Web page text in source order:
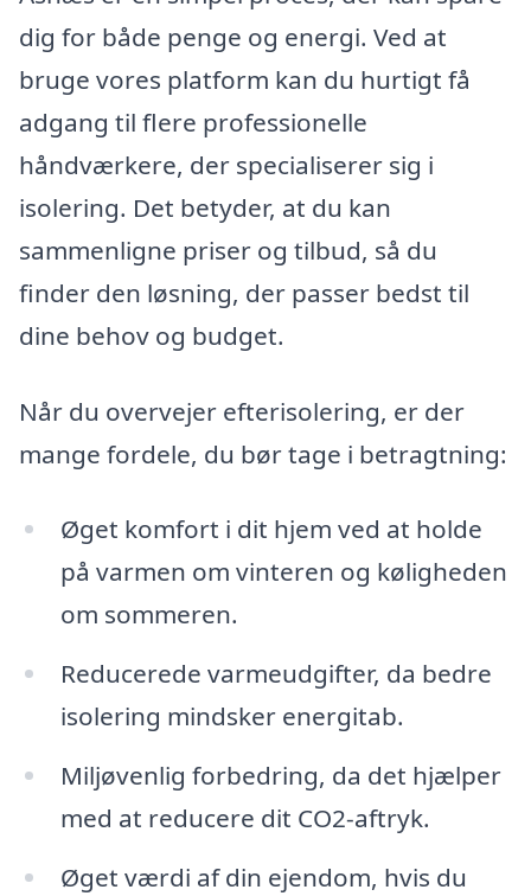
dig for både penge og energi. Ved at
bruge vores platform kan du hurtigt få
adgang til flere professionelle
håndværkere, der specialiserer sig i
isolering. Det betyder, at du kan
sammenligne priser og tilbud, så du
finder den løsning, der passer bedst til
dine behov og budget.
Når du overvejer efterisolering, er der
mange fordele, du bør tage i betragtning:
Øget komfort i dit hjem ved at holde
på varmen om vinteren og køligheden
om sommeren.
Reducerede varmeudgifter, da bedre
isolering mindsker energitab.
Miljøvenlig forbedring, da det hjælper
med at reducere dit CO2-aftryk.
Øget værdi af din ejendom, hvis du